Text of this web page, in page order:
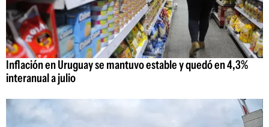
Inflación en Uruguay se mantuvo estable y quedó en 4,3%
interanual a julio